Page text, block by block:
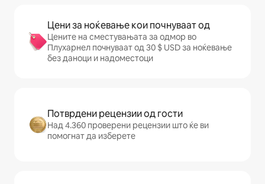
Цени за ноќевање кои почнуваат од
Цените на сместувањата за одмор во
Плухарнел почнуваат од 30 $ USD за ноќевање
без даноци и надоместоци
Потврдени рецензии од гости
Над 4.360 проверени рецензии што ќе ви
помогнат да изберете